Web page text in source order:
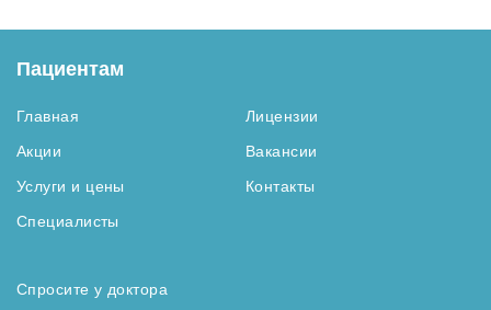
Пациентам
Главная
Акции
Услуги и цены
Специалисты
Лицензии
Вакансии
Контакты
Спросите у доктора